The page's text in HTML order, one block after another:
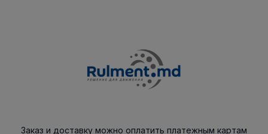
Заказ и доставку можно оплатить платежным картам